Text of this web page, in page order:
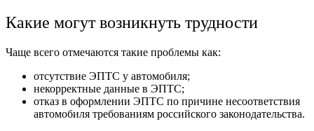
Какие могут возникнуть трудности
Чаще всего отмечаются такие проблемы как:
отсутствие ЭПТС у автомобиля;
некорректные данные в ЭПТС;
отказ в оформлении ЭПТС по причине несоответствия
автомобиля требованиям российского законодательства.